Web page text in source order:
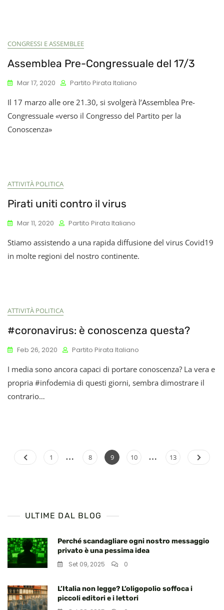
CONGRESSI E ASSEMBLEE
Assemblea Pre-Congressuale del 17/3
Mar 17, 2020 Partito Pirata Italiano
Il 17 marzo alle ore 21.30, si svolgerà l’Assemblea Pre-
Congressuale «verso il Congresso del Partito per la
Conoscenza»
ATTIVITÀ POLITICA
Pirati uniti contro il virus
Mar 11, 2020 Partito Pirata Italiano
Stiamo assistendo a una rapida diffusione del virus Covid19
in molte regioni del nostro continente.
ATTIVITÀ POLITICA
#coronavirus: è conoscenza questa?
Feb 26, 2020 Partito Pirata Italiano
I media sono ancora capaci di portare conoscenza? La vera e
propria #infodemia di questi giorni, sembra dimostrare il
contrario…
Paginazione
Page
1 … Page
8 Page
9 Page
10 … Page
13
ULTIME DAL BLOG
Perché scandagliare ogni nostro messaggio
privato è una pessima idea
Set 09, 2025
0
L’Italia non legge? L’oligopolio soffoca i
piccoli editori e i lettori